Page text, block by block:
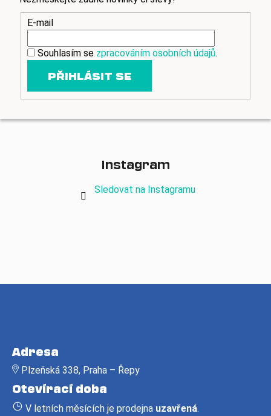
y
v
ý
p
i
E-mail
Souhlasím se zpracováním osobních údajů.
PŘIHLÁSIT SE
Instagram
Sledovat na Instagramu
Adresa
Plzeňská 338, Praha – Řepy
Otevírací doba
V letních měsících je prodejna uzavřená.